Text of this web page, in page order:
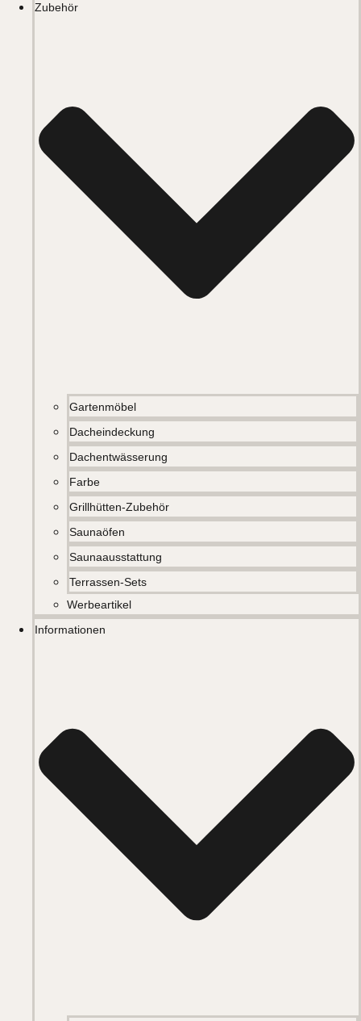
Zubehör
Gartenmöbel
Dacheindeckung
Dachentwässerung
Farbe
Grillhütten-Zubehör
Saunaöfen
Saunaausstattung
Terrassen-Sets
Werbeartikel
Informationen